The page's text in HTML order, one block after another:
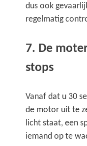
dus ook
regelmatig
7. De
stops
Vanaf dat u 30
de motor uit te
licht staat, een
iemand op te